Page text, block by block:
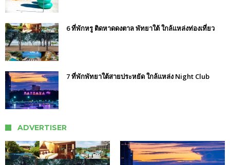
6 ที่พักหรู ติดหาดดงตาล พัทยาใต้ ใกล้แหล่งท่องเที่ยว
7 ที่พักพัทยาใต้สายประหยัด ใกล้แหล่ง Night Club
ADVERTISER